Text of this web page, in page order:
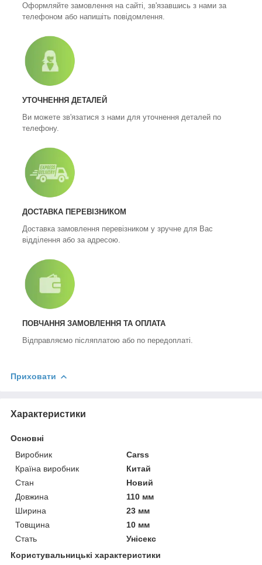
Оформляйте замовлення на сайті, зв'язавшись з нами за
телефоном або напишіть повідомлення.
УТОЧНЕННЯ ДЕТАЛЕЙ
Ви можете зв'язатися з нами для уточнення деталей по
телефону.
ДОСТАВКА ПЕРЕВІЗНИКОМ
Доставка замовлення перевізником у зручне для Вас
відділення або за адресою.
ПОВЧАННЯ ЗАМОВЛЕННЯ ТА ОПЛАТА
Відправляємо післяплатою або по передоплаті.
Приховати
Характеристики
Основні
Виробник
Carss
Країна виробник
Китай
Стан
Новий
Довжина
110 мм
Ширина
23 мм
Товщина
10 мм
Стать
Унісекс
Користувальницькі характеристики